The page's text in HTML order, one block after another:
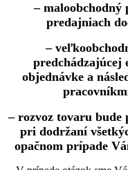
– maloobchodný
predajniach
–
predchádzajúcej
objednávke a
– rozvoz tovaru bude
pri dodržaní
opačnom prípade